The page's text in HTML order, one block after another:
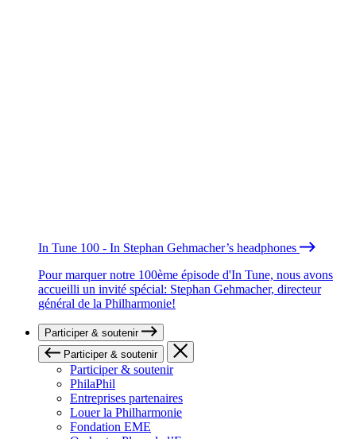
In Tune 100 - In Stephan Gehmacher’s headphones
Pour marquer notre 100ème épisode d'In Tune, nous avons
accueilli un invité spécial: Stephan Gehmacher, directeur
général de la Philharmonie!
Participer & soutenir
Participer & soutenir
Participer & soutenir
PhilaPhil
Entreprises partenaires
Louer la Philharmonie
Fondation EME